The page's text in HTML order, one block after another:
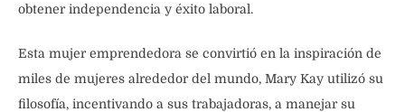
obtener independencia y éxito laboral.
Esta mujer emprendedora se convirtió en la inspiración de
miles de mujeres alrededor del mundo, Mary Kay utilizó su
filosofía, incentivando a sus trabajadoras, a manejar su